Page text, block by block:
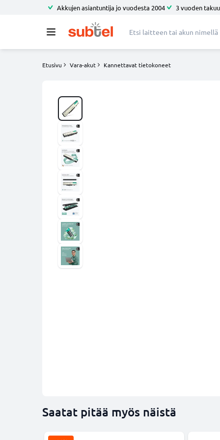
Akkujen asiantuntija jo vuodesta 2004 3 vuoden takuu
Etusivu Vara-akut Kannettavat tietokoneet
Saatat pitää myös näistä